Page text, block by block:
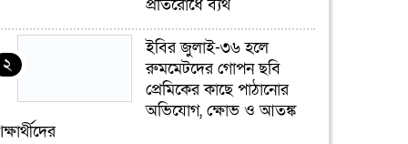
প্রতিরোধে ব্যর্থ
২
ইবির জুলাই-৩৬ হলে
রুমমেটদের গোপন ছবি
প্রেমিকের কাছে পাঠানোর
অভিযোগ, ক্ষোভ ও আতঙ্ক